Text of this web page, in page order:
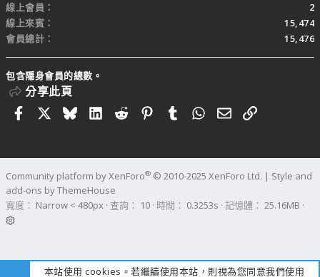
線上會員
2
線上來賓
15,474
會員總計
15,476
包含隱身會員的總數。
分享此頁
FacebookBlueskyLinkedIn
RedditPinterestTumblrWhatsApp
電子郵件
連結
Community platform by XenForo® © 2010-2025 XenForo Ltd. | Style and
add-ons by ThemeHouse
寬度
查詢 10 時間 0.3253s 記憶體 25.16MB
本站使用 cookies。若繼續使用本站，則視為您同意我們使用